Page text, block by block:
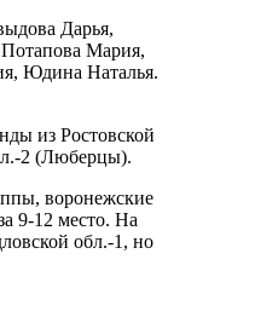
Дарья,
Мария,
Юдина Наталья.
из Ростовской
2 (Люберцы).
воронежские
9-12 место. На
обл.-1, но